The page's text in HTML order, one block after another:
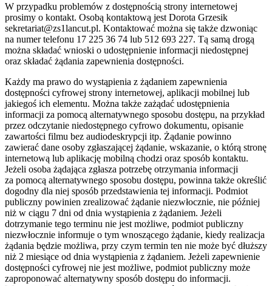
W przypadku problemów z dostępnością strony internetowej
prosimy o kontakt. Osobą kontaktową jest Dorota Grzesik
sekretariat@zs1lancut.pl. Kontaktować można się także dzwoniąc
na numer telefonu 17 225 36 74 lub 512 693 227. Tą samą drogą
można składać wnioski o udostępnienie informacji niedostępnej
oraz składać żądania zapewnienia dostępności.
Każdy ma prawo do wystąpienia z żądaniem zapewnienia
dostępności cyfrowej strony internetowej, aplikacji mobilnej lub
jakiegoś ich elementu. Można także zażądać udostępnienia
informacji za pomocą alternatywnego sposobu dostępu, na przykład
przez odczytanie niedostępnego cyfrowo dokumentu, opisanie
zawartości filmu bez audiodeskrypcji itp. Żądanie powinno
zawierać dane osoby zgłaszającej żądanie, wskazanie, o którą stronę
internetową lub aplikację mobilną chodzi oraz sposób kontaktu.
Jeżeli osoba żądająca zgłasza potrzebę otrzymania informacji
za pomocą alternatywnego sposobu dostępu, powinna także określić
dogodny dla niej sposób przedstawienia tej informacji. Podmiot
publiczny powinien zrealizować żądanie niezwłocznie, nie później
niż w ciągu 7 dni od dnia wystąpienia z żądaniem. Jeżeli
dotrzymanie tego terminu nie jest możliwe, podmiot publiczny
niezwłocznie informuje o tym wnoszącego żądanie, kiedy realizacja
żądania będzie możliwa, przy czym termin ten nie może być dłuższy
niż 2 miesiące od dnia wystąpienia z żądaniem. Jeżeli zapewnienie
dostępności cyfrowej nie jest możliwe, podmiot publiczny może
zaproponować alternatywny sposób dostępu do informacji.